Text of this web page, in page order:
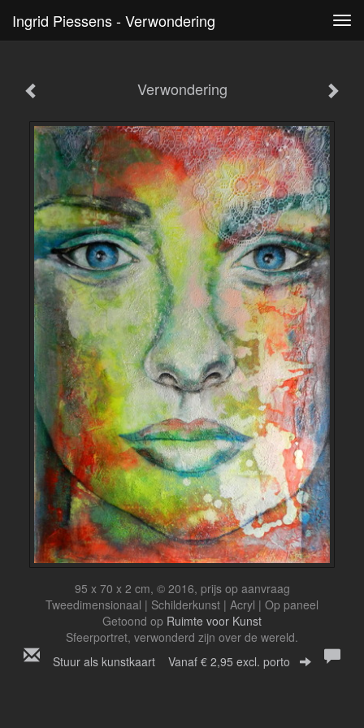
Ingrid Piessens - Verwondering
Verwondering
95 x 70 x 2 cm, © 2016, prijs op aanvraag
Tweedimensionaal | Schilderkunst | Acryl | Op paneel
Getoond op Ruimte voor Kunst
Sfeerportret, verwonderd zijn over de wereld.
Stuur als kunstkaart Vanaf € 2,95 excl. porto